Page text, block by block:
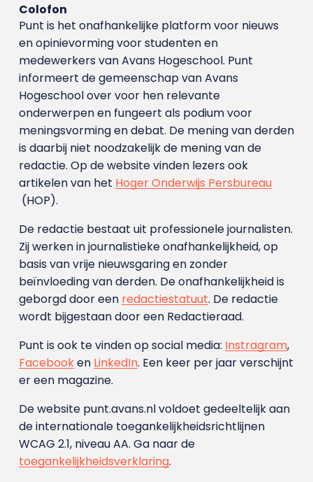
Colofon
Punt is het onafhankelijke platform voor nieuws
en opinievorming voor studenten en
medewerkers van Avans Hoge­school. Punt
informeert de gemeenschap van Avans
Hogeschool over voor hen relevante
onderwerpen en fungeert als podium voor
meningsvorming en debat. De mening van derden
is daarbij niet noodzakelijk de mening van de
redactie. Op de website vinden lezers ook
artikelen van het Hoger Onderwijs Persbureau
(HOP).
De redactie bestaat uit professionele journalisten.
Zij werken in journalistieke onafhankelijkheid, op
basis van vrije nieuwsgaring en zonder
beïnvloeding van derden. De onafhankelijkheid is
geborgd door een redactiestatuut. De redactie
wordt bijgestaan door een Redactieraad.
Punt is ook te vinden op social media: Instragram,
Facebooken LinkedIn. Een keer per jaar verschijnt
er een magazine.
De website punt.avans.nl voldoet gedeeltelijk aan
de internationale toegankelijkheidsrichtlijnen
WCAG 2.1, niveau AA. Ga naar de
toegankelijkheidsverklaring.